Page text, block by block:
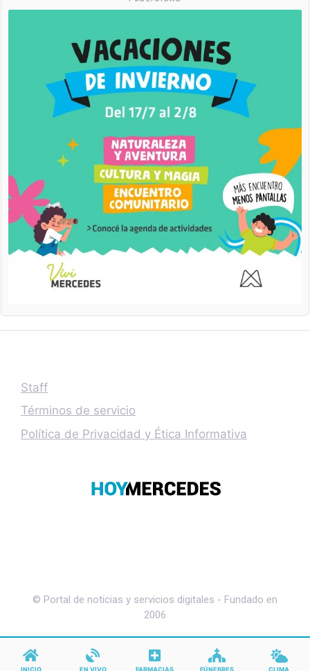
Staff
Términos de servicio
Política de Privacidad y Ética Informativa
© Portal de noticias y servicios digitales - Fundado en
2006
INICIO EN VIVO FARMACIAS FÚNEBRES CLIMA